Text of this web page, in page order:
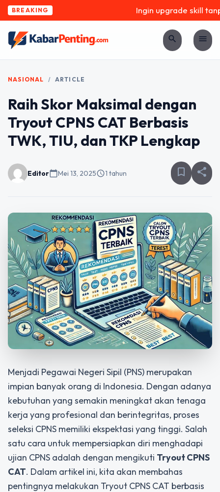
BREAKING Ingin upgrade skill
search menu
NASIONAL / ARTICLE
Raih Skor Maksimal dengan
Tryout CPNS CAT Berbasis
TWK, TIU, dan TKP Lengkap
Editorcalendar_todayMei 13, 2025schedule1 tahun bookmark_border share
Menjadi Pegawai Negeri Sipil (PNS) merupakan
impian banyak orang di Indonesia. Dengan adanya
kebutuhan yang semakin meningkat akan tenaga
kerja yang profesional dan berintegritas, proses
seleksi CPNS memiliki ekspektasi yang tinggi. Salah
satu cara untuk mempersiapkan diri menghadapi
ujian CPNS adalah dengan mengikuti Tryout CPNS
CAT. Dalam artikel ini, kita akan membahas
pentingnya melakukan Tryout CPNS CAT berbasis